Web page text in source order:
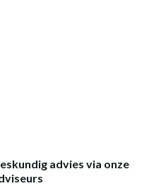
advies via onze